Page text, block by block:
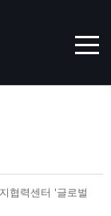
협력센터 '글로벌